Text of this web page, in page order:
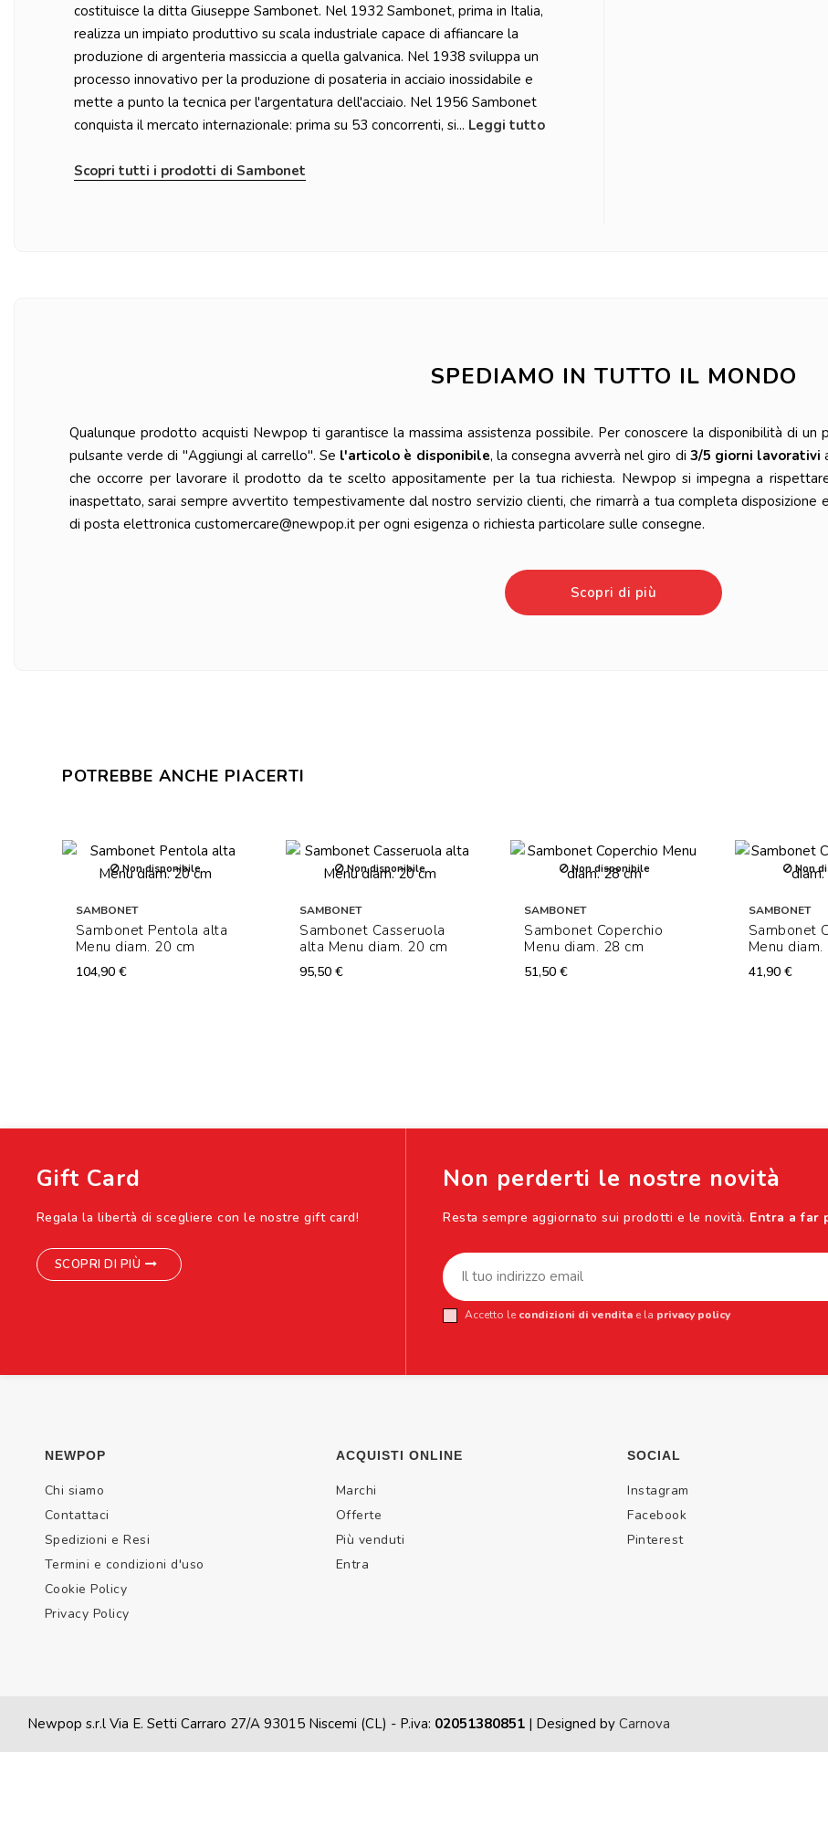
costituisce la ditta Giuseppe Sambonet. Nel 1932 Sambonet, prima in Italia,
realizza un impiato produttivo su scala industriale capace di affiancare la
produzione di argenteria massiccia a quella galvanica. Nel 1938 sviluppa un
processo innovativo per la produzione di posateria in acciaio inossidabile e
mette a punto la tecnica per l'argentatura dell'acciaio. Nel 1956 Sambonet
conquista il mercato internazionale: prima su 53 concorrenti, si... Leggi tutto
Scopri tutti i prodotti di Sambonet
SPEDIAMO IN TUTTO IL MONDO
Qualunque prodotto acquisti Newpop ti garantisce la massima assistenza possibile. Per conoscere la disponibilità di
pulsante verde di "Aggiungi al carrello". Se l'articolo è disponibile, la consegna avverrà nel giro di 3/5 giorni lavorativi
che occorre per lavorare il prodotto da te scelto appositamente per la tua richiesta. Newpop si impegna a
inaspettato, sarai sempre avvertito tempestivamente dal nostro servizio clienti, che rimarrà a tua completa disposizione
di posta elettronica customercare@newpop.it per ogni esigenza o richiesta particolare sulle consegne.
Scopri di più
POTREBBE ANCHE PIACERTI
Non disponibile
SAMBONET
Sambonet Pentola alta
Menu diam. 20 cm
104,90 €
Non disponibile
SAMBONET
Sambonet Casseruola
alta Menu diam. 20 cm
95,50 €
Non disponibile
SAMBONET
Sambonet Coperchio
Menu diam. 28 cm
51,50 €
Non
SAMBONET
Sambonet
Menu diam.
41,90 €
Gift Card
Regala la libertà di scegliere con le nostre gift card!
SCOPRI DI PIÙ
Non perderti le nostre novità
Resta sempre aggiornato sui prodotti e le novità. Entra a far
Accetto le condizioni di venditae la privacy policy
NEWPOP
Chi siamo
Contattaci
Spedizioni e Resi
Termini e condizioni d'uso
Cookie Policy
Privacy Policy
ACQUISTI ONLINE
Marchi
Offerte
Più venduti
Entra
SOCIAL
Instagram
Facebook
Pinterest
Newpop s.r.l Via E. Setti Carraro 27/A 93015 Niscemi (CL) - P.iva: 02051380851 | Designed by Carnova